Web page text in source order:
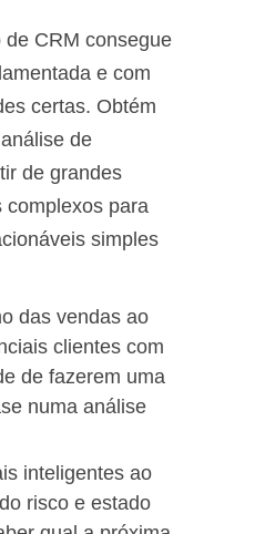
CRM consegue
e com
certas. Obtém
de
de grandes
complexos para
simples
das vendas ao
clientes com
de fazerem uma
numa análise
inteligentes ao
risco e estado